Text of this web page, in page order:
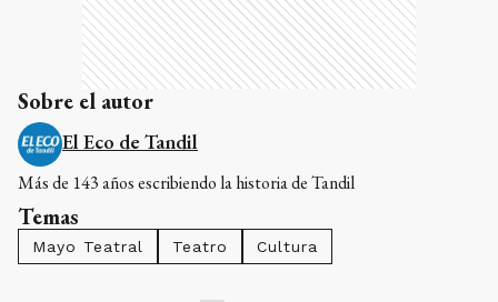
Sobre el autor
El Eco de Tandil
Más de 143 años escribiendo la historia de Tandil
Temas
Mayo Teatral Teatro Cultura